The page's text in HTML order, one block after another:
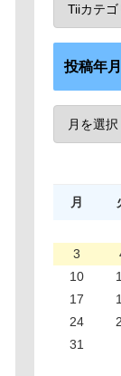
投稿年月
月
3
10
17
24
31